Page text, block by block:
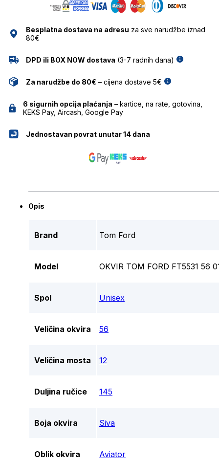
Besplatna dostava na adresu za sve narudžbe iznad
80€
DPD ili BOX NOW dostava (3-7 radnih dana)
Za narudžbe do 80€ – cijena dostave 5€
6 sigurnih opcija plaćanja – kartice, na rate, gotovina,
KEKS Pay, Aircash, Google Pay
Jednostavan povrat unutar 14 dana
Opis
Brand Tom Ford
Model OKVIR TOM FORD FT5531 56
Spol Unisex
Veličina okvira 56
Veličina mosta 12
Duljina ručice 145
Boja okvira Siva
Oblik okvira Aviator